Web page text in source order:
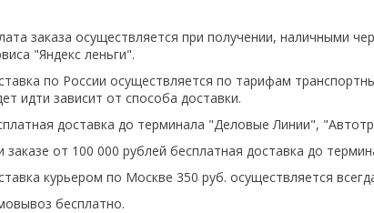
заказа осуществляется при получении, наличными
"Яндекс леньги".
по России осуществляется по тарифам
идти зависит от способа доставки.
доставка до терминала "Деловые Линии",
заказе от 100 000 рублей бесплатная доставка до
курьером по Москве 350 руб. осуществляется
бесплатно.